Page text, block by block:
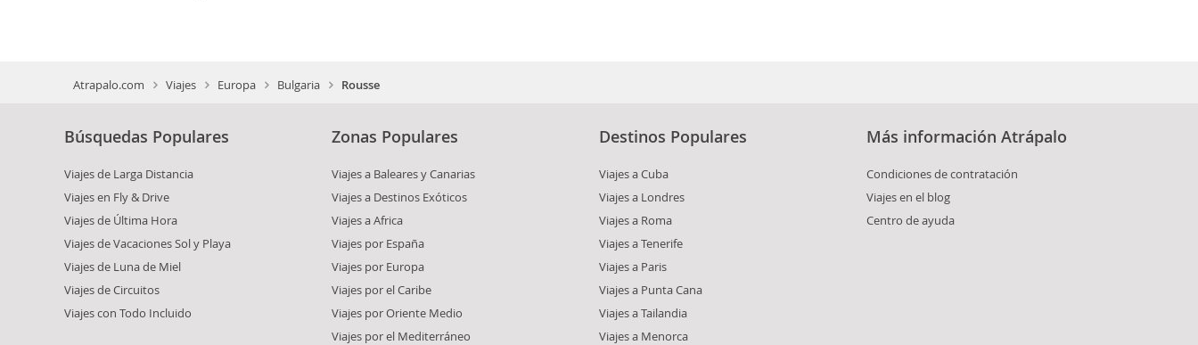
Atrapalo.com Viajes Europa Bulgaria Rousse
Búsquedas Populares
Viajes de Larga Distancia
Viajes en Fly & Drive
Viajes de Última Hora
Viajes de Vacaciones Sol y Playa
Viajes de Luna de Miel
Viajes de Circuitos
Viajes con Todo Incluido
Zonas Populares
Viajes a Baleares y Canarias
Viajes a Destinos Exóticos
Viajes a Africa
Viajes por España
Viajes por Europa
Viajes por el Caribe
Viajes por Oriente Medio
Viajes por el Mediterráneo
Destinos Populares
Viajes a Cuba
Viajes a Londres
Viajes a Roma
Viajes a Tenerife
Viajes a Paris
Viajes a Punta Cana
Viajes a Tailandia
Viajes a Menorca
Más información Atrápalo
Condiciones de contratación
Viajes en el blog
Centro de ayuda